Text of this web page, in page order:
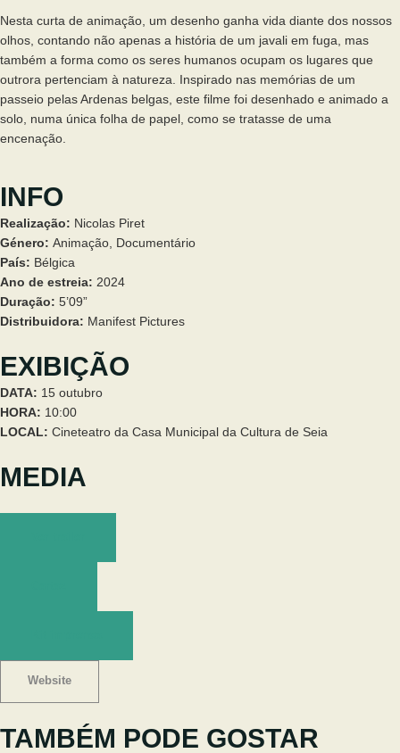
Nesta curta de animação, um desenho ganha vida diante dos nossos
olhos, contando não apenas a história de um javali em fuga, mas
também a forma como os seres humanos ocupam os lugares que
outrora pertenciam à natureza. Inspirado nas memórias de um
passeio pelas Ardenas belgas, este filme foi desenhado e animado a
solo, numa única folha de papel, como se tratasse de uma
encenação.
INFO
Realização: Nicolas Piret
Género: Animação Documentário
País: Bélgica
Ano de estreia: 2024
Duração: 5’09”
Distribuidora: Manifest Pictures
EXIBIÇÃO
DATA: 15 outubro
HORA: 10:00
LOCAL: Cineteatro da Casa Municipal da Cultura de Seia
MEDIA
Website
TAMBÉM PODE GOSTAR